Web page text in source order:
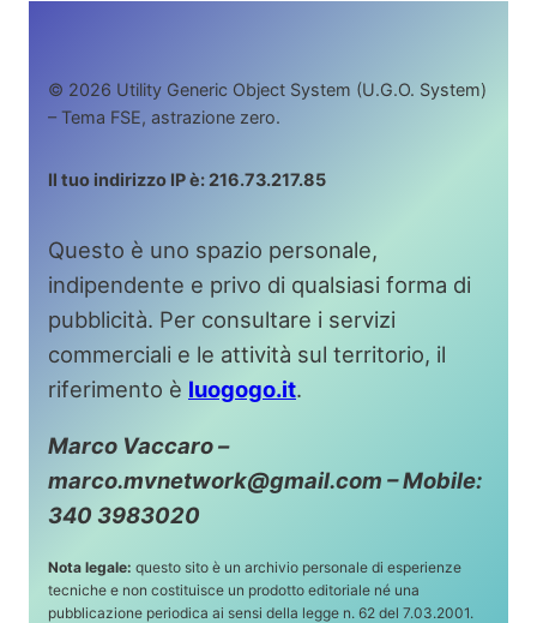
© 2026 Utility Generic Object System (U.G.O. System)
– Tema FSE, astrazione zero.
Il tuo indirizzo IP è: 216.73.217.85
Questo è uno spazio personale,
indipendente e privo di qualsiasi forma di
pubblicità. Per consultare i servizi
commerciali e le attività sul territorio, il
riferimento è luogogo.it.
Marco Vaccaro –
marco.mvnetwork@gmail.com – Mobile:
340 3983020
Nota legale: questo sito è un archivio personale di esperienze
tecniche e non costituisce un prodotto editoriale né una
pubblicazione periodica ai sensi della legge n. 62 del 7.03.2001.